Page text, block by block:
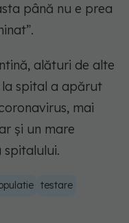
până nu e prea
alături de alte
spital a apărut
mai
și un mare
spitalului.
testare